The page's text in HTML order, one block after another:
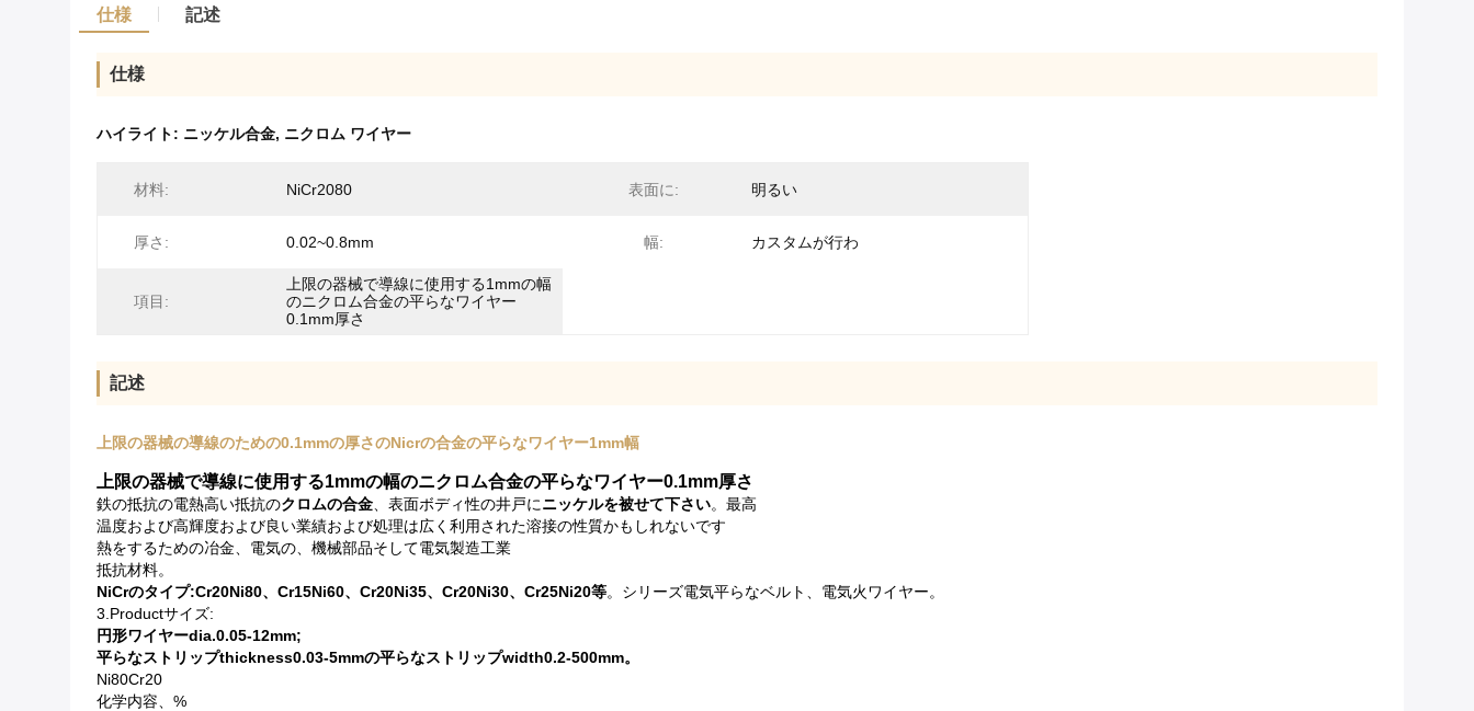
仕様 記述
仕様
ハイライト: ニッケル合金, ニクロム ワイヤー
材料: NiCr2080 表面に: 明るい
厚さ: 0.02~0.8mm 幅: カスタムが行わ
項目:
上限の器械で導線に使用する1mmの幅
のニクロム合金の平らなワイヤー
0.1mm厚さ
記述
上限の器械の導線のための0.1mmの厚さのNicrの合金の平らなワイヤー1mm幅
上限の器械で導線に使用する1mmの幅のニクロム合金の平らなワイヤー0.1mm厚さ
鉄の抵抗の電熱高い抵抗のクロムの合金 、表面ボディ性の井戸にニッケルを被せて下さい。最高
温度および高輝度および良い業績および処理は広く利用された溶接の性質かもしれないです
熱をするための冶金、電気の、機械部品そして電気製造工業
抵抗材料。
NiCrのタイプ:Cr20Ni80、Cr15Ni60、Cr20Ni35、Cr20Ni30、Cr25Ni20等。シリーズ電気平らなベルト、電気火ワイヤー。
3.Productサイズ:
円形ワイヤーdia.0.05-12mm;
平らなストリップthickness0.03-5mmの平らなストリップwidth0.2-500mm。
Ni80Cr20
化学内容、%